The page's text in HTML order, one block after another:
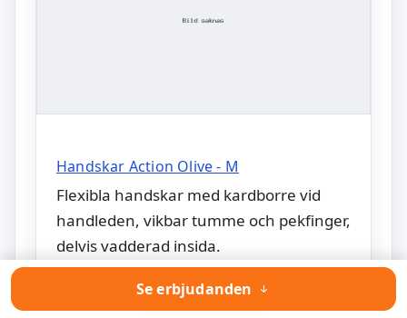
Handskar Action Olive - M
Flexibla handskar med kardborre vid
handleden, vikbar tumme och pekfinger,
delvis vadderad insida.
Till produkten
Se erbjudanden